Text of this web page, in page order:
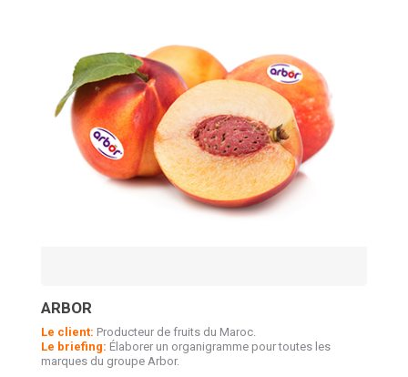
ARBOR
Le client: Producteur de fruits du Maroc.
Le briefing: Élaborer un organigramme pour toutes les
marques du groupe Arbor.